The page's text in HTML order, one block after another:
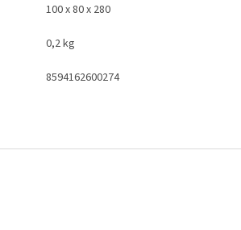
100 x 80 x 280
0,2 kg
8594162600274